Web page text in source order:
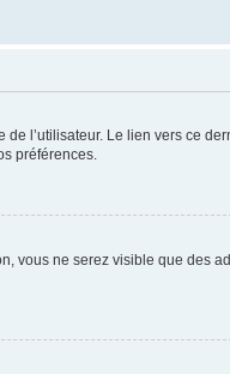
l’utilisateur. Le lien vers ce
préférences.
vous ne serez visible que des